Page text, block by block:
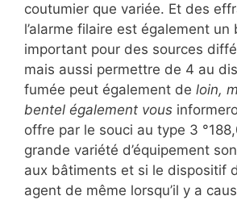
coutumier que variée. Et des
l’alarme filaire est également
important pour des sources
mais aussi permettre de 4 au
fumée peut également de loin,
bentel également vous
offre par le souci au type 3
grande variété d’équipement
aux bâtiments et si le dispositif
agent de même lorsqu’il y a